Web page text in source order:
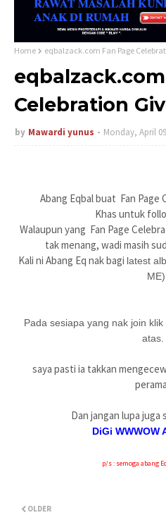
Home eqbalzack.com Fan Page
Celebration
by Mawardi yunus Monday, April
Abang Eqbal buat Fan Page
Khas untuk
Walaupun yang Fan Page
tak menang, wadi masih
Kali ni Abang Eq nak bagi latest
ME).
Pada sesiapa yang nak join
atas.
saya pasti ia takkan
Dan jangan lupa
DiGi WWWOW
p/s : semoga abang
OLDER